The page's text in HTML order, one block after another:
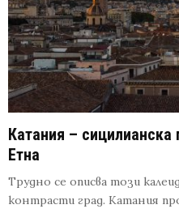
Катания – сицилианска
Етна
Трудно се описва този
контрасти град. Катания